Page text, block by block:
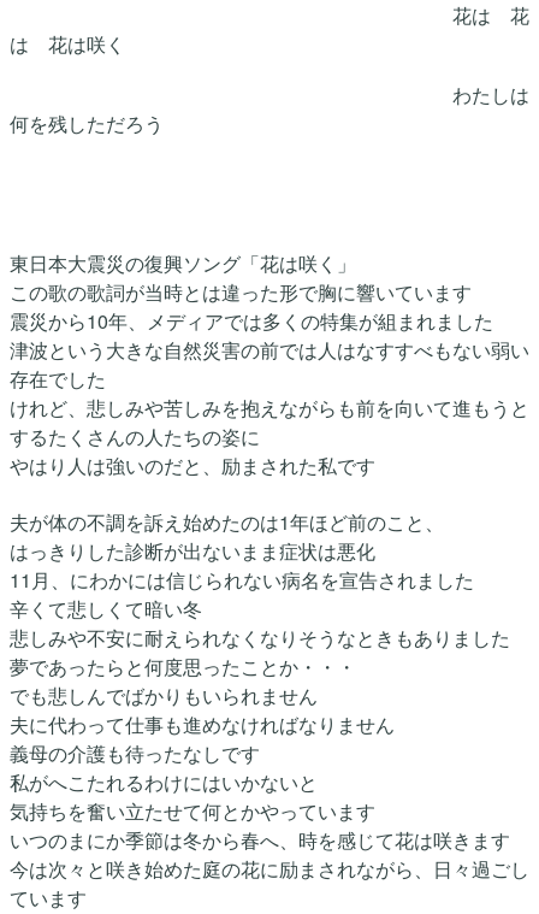
花は 花
は 花は咲く
わたしは
何を残しただろう
東日本大震災の復興ソング「花は咲く」
この歌の歌詞が当時とは違った形で胸に響いています
震災から10年、メディアでは多くの特集が組まれました
津波という大きな自然災害の前では人はなすすべもない弱い
存在でした
けれど、悲しみや苦しみを抱えながらも前を向いて進もうと
するたくさんの人たちの姿に
やはり人は強いのだと、励まされた私です
夫が体の不調を訴え始めたのは1年ほど前のこと、
はっきりした診断が出ないまま症状は悪化
11月、にわかには信じられない病名を宣告されました
辛くて悲しくて暗い冬
悲しみや不安に耐えられなくなりそうなときもありました
夢であったらと何度思ったことか・・・
でも悲しんでばかりもいられません
夫に代わって仕事も進めなければなりません
義母の介護も待ったなしです
私がへこたれるわけにはいかないと
気持ちを奮い立たせて何とかやっています
いつのまにか季節は冬から春へ、時を感じて花は咲きます
今は次々と咲き始めた庭の花に励まされながら、日々過ごし
ています